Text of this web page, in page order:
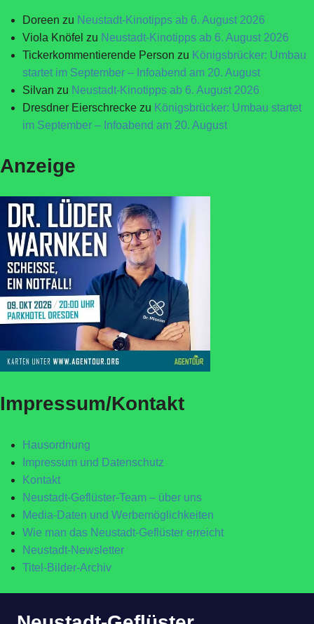
Doreen zu Neustadt-Kinotipps ab 6. August 2026
Viola Knöfel zu Neustadt-Kinotipps ab 6. August 2026
Tickerkommentierende Person zu Königsbrücker: Umbau
startet im September – Infoabend am 20. August
Silvan zu Neustadt-Kinotipps ab 6. August 2026
Dresdner Eierschrecke zu Königsbrücker: Umbau startet
im September – Infoabend am 20. August
Anzeige
Impressum/Kontakt
Hausordnung
Impressum und Datenschutz
Kontakt
Neustadt-Geflüster-Team – über uns
Media-Daten und Werbemöglichkeiten
Wie man das Neustadt-Geflüster erreicht
Neustadt-Newsletter
Titel-Bilder-Archiv
Inhalt